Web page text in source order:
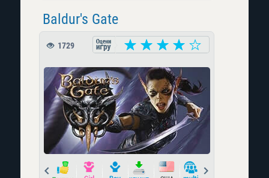
Baldur's Gate
1729
Prev